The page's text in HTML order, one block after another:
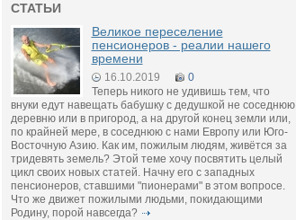
СТАТЬИ
Великое переселение
пенсионеров - реалии нашего
времени
16.10.2019
0
Теперь никого не удивишь тем, что
внуки едут навещать бабушку с дедушкой не соседнюю
деревню или в пригород, а на другой конец земли или,
по крайней мере, в соседнюю с нами Европу или Юго-
Восточную Азию. Как им, пожилым людям, живётся за
тридевять земель? Этой теме хочу посвятить целый
цикл своих новых статей. Начну его с западных
пенсионеров, ставшими "пионерами" в этом вопросе.
Что же движет пожилыми людьми, покидающими
Родину, порой навсегда?